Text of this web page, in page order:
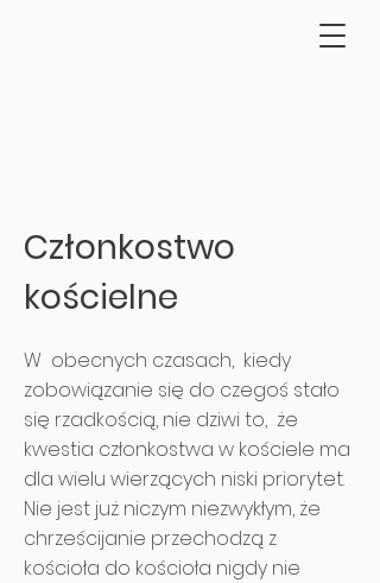
Członkostwo
kościelne
W obecnych czasach, kiedy
zobowiązanie się do czegoś stało
się rzadkością, nie dziwi to, że
kwestia członkostwa w kościele ma
dla wielu wierzących niski priorytet.
Nie jest już niczym niezwykłym, że
chrześcijanie przechodzą z
kościoła do kościoła nigdy nie